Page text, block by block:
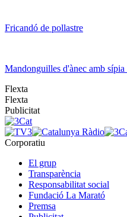
Fricandó de pollastre
Mandonguilles d'ànec amb
Flexta
Flexta
Publicitat
Corporatiu
El grup
Transparència
Responsabilitat social
Fundació La Marató
Premsa